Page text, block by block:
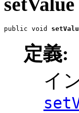
public void
定義:
イ